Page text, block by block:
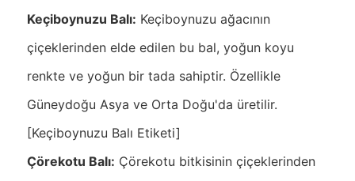
Keçiboynuzu Balı: Keçiboynuzu ağacının
çiçeklerinden elde edilen bu bal, yoğun koyu
renkte ve yoğun bir tada sahiptir. Özellikle
Güneydoğu Asya ve Orta Doğu'da üretilir.
[Keçiboynuzu Balı Etiketi]
Çörekotu Balı: Çörekotu bitkisinin çiçeklerinden